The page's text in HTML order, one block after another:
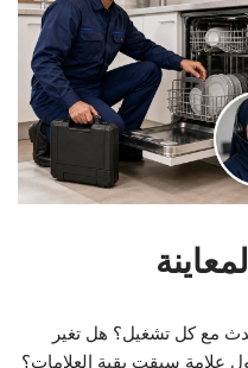
مع كل تشغيل؟ هل تغير
علامة سبقت بقية العلامات؟